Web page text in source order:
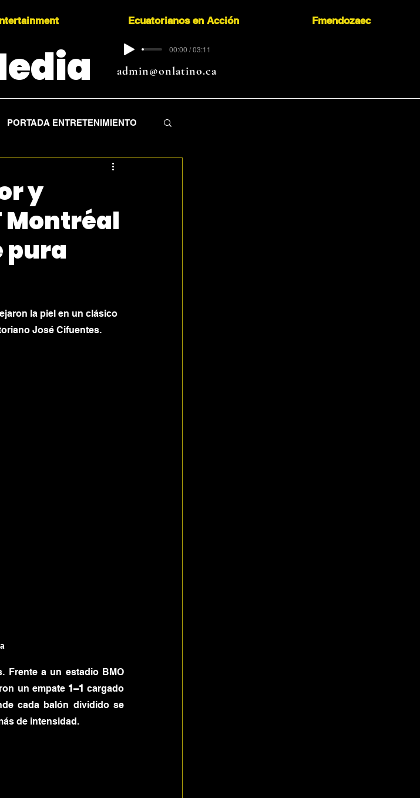
Ecuatorianos en Acción Fmendozaec
admin@onlatino.ca
00:00 / 03:11
PORTADA ENTRETENIMIENTO
y
Montréal
pura
la piel en un clásico
José Cifuentes.
Frente a un estadio BMO
un empate 1–1 cargado
cada balón dividido se
de intensidad.